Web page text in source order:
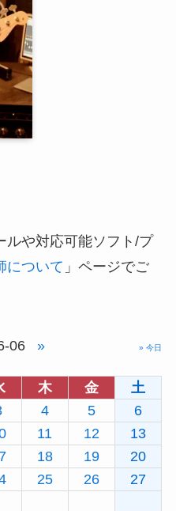
ルや対応可能ソフト/プ
について 」ページでご
06 » » 今日
木 金
土
4 5
6
11 12
13
18 19
20
25 26
27